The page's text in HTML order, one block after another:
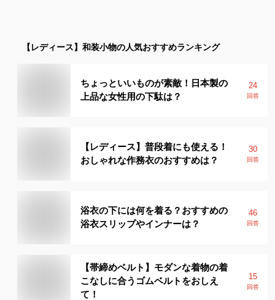
【レディース】 和装小物の人気おすすめランキング
ちょっといいものが素敵！日本製の
上品な女性用の下駄は？
24
回答
【レディース】普段着にも使える！
おしゃれな作務衣のおすすめは？
30
回答
浴衣の下には何を着る？おすすめの
浴衣スリップやインナーは？
46
回答
【帯締めベルト】モダンな着物の着
こなしに合うゴムベルトをおしえ
て！
15
回答